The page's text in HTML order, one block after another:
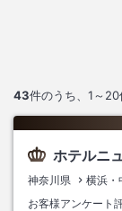
43件のうち、 1～20
ホテルニ
神奈川県 横浜・
お客様アンケート